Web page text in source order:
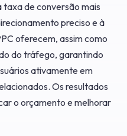
de conversão mais
preciso e à
oferecem, assim como
do tráfego, garantindo
ativamente em
Os resultados
o orçamento e melhorar